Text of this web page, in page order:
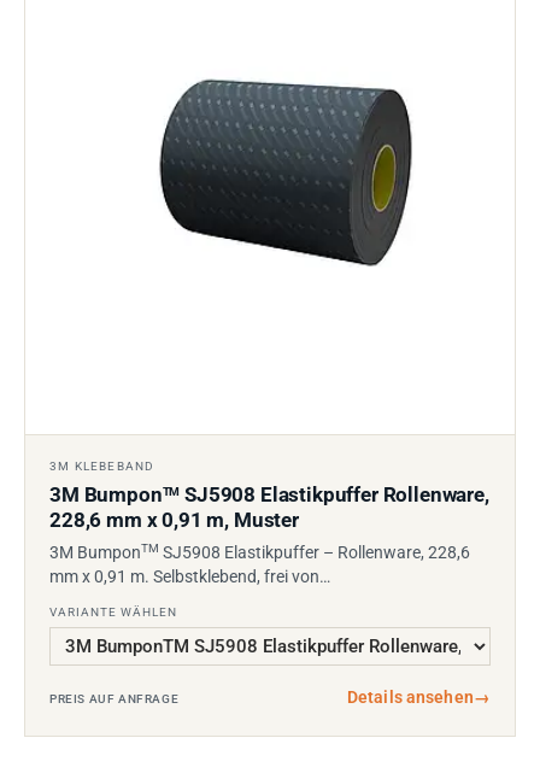
3M KLEBEBAND
3M BumponTM SJ5908 Elastikpuffer Rollenware,
228,6 mm x 0,91 m, Muster
3M BumponTM SJ5908 Elastikpuffer – Rollenware, 228,6
mm x 0,91 m. Selbstklebend, frei von…
VARIANTE WÄHLEN
PREIS AUF ANFRAGE Details ansehen→